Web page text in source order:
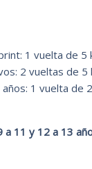
1 vuelta de 5
2 vueltas de 5
1 vuelta de
a 11 y 12 a 13